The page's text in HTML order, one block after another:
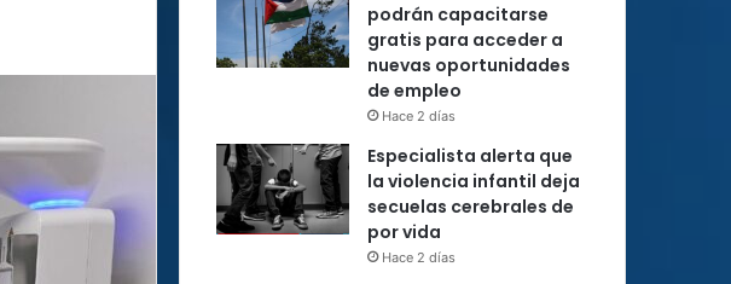
podrán capacitarse
gratis para acceder a
nuevas oportunidades
de empleo
Hace 2 días
Especialista alerta que
la violencia infantil deja
secuelas cerebrales de
por vida
Hace 2 días